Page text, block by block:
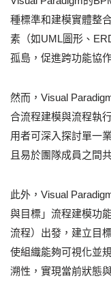
種標準和建模實體整
素（如UML圖形、
孤島，促進跨功能協
然而，Visual
合流程建模與流程執
用者可深入探討單一
且易於團隊成員之間
此外，Visual
與目標」流程建模功
流程）出發，建立目
使組織能夠可視化並
溯性，實現當前狀態